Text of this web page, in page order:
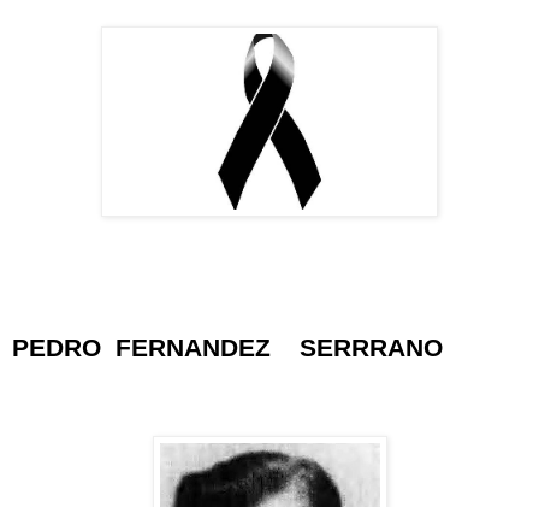
PEDRO FERNANDEZ SERRRANO